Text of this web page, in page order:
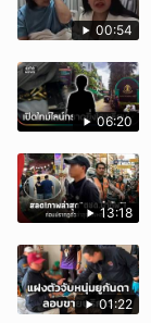
00:54
06:20
13:18
01:22